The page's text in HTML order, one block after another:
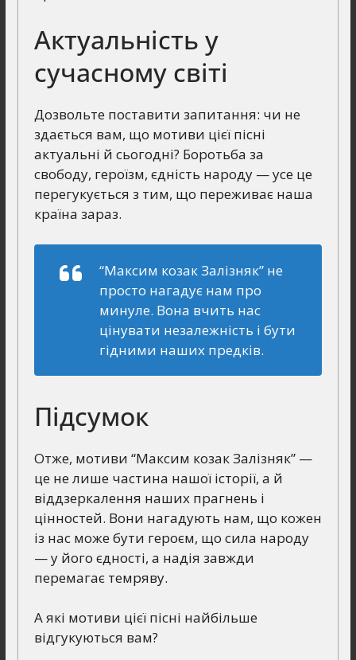
Актуальність у
сучасному світі
Дозвольте поставити запитання: чи не
здається вам, що мотиви цієї пісні
актуальні й сьогодні? Боротьба за
свободу, героїзм, єдність народу — усе це
перегукується з тим, що переживає наша
країна зараз.
“Максим козак Залізняк” не
просто нагадує нам про
минуле. Вона вчить нас
цінувати незалежність і бути
гідними наших предків.
Підсумок
Отже, мотиви “Максим козак Залізняк” —
це не лише частина нашої історії, а й
віддзеркалення наших прагнень і
цінностей. Вони нагадують нам, що кожен
із нас може бути героєм, що сила народу
— у його єдності, а надія завжди
перемагає темряву.
А які мотиви цієї пісні найбільше
відгукуються вам?